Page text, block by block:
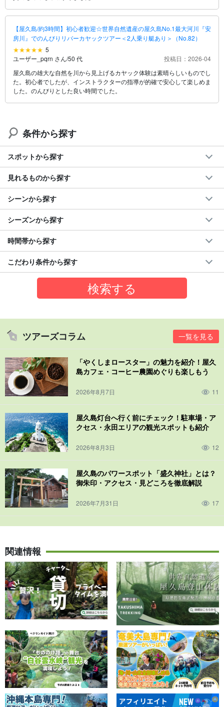
【屋久島/約3時間】初心者歓迎☆世界自然遺産の屋久島No.1最大河川『安
房川』でのんびりリバーカヤックツアー＜2人乗り艇あり＞（No.82）
5
ユーザー_pqrn さん/50 代
投稿日：2026-04
屋久島の雄大な自然を川から見上げるカヤック体験は素晴らしいものでし
た。初心者でしたが、インストラクターの指導が的確で安心して楽しめま
した。のんびりとした良い時間でした。
条件から探す
スポットから探す
見れるものから探す
シーンから探す
シーズンから探す
時間帯から探す
こだわり条件から探す
ツアーズコラム 一覧を見る
「やくしまロースター」の魅力を紹介！屋久
島カフェ・コーヒー農園めぐりも楽しもう
2026年8月7日 11
屋久島灯台へ行く前にチェック！駐車場・ア
クセス・永田エリアの観光スポットも紹介
2026年8月3日 12
屋久島のパワースポット「盛久神社」とは？
御朱印・アクセス・見どころを徹底解説
2026年7月31日 17
関連情報